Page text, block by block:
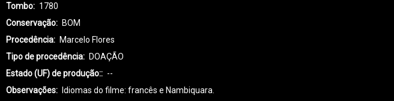
Tombo
1780
Conservação
BOM
Procedência
Marcelo Flores
Tipo de procedência
DOAÇÃO
Estado (UF) de produção:
--
Observações
Idiomas do filme: francês e Nambiquara.